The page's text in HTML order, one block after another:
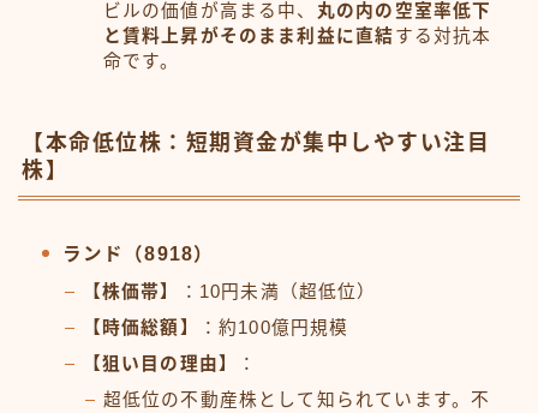
ビルの価値が高まる中、 丸の内の空室率低下
と賃料上昇がそのまま利益に直結する対抗本
命です。
【本命低位株：短期資金が集中しやすい注目
株】
ランド（8918）
【株価帯】
：10円未満（超低位）
【時価総額】
：約100億円規模
【狙い目の理由】
：
超低位の不動産株として知られています。不